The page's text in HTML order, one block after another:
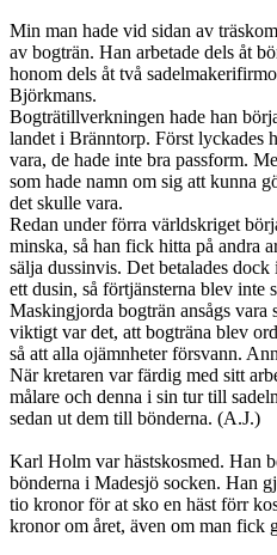
Min man hade vid sidan av
av bogträn. Han arbetade dels åt
honom dels åt två
Björkmans.
Bogträtillverkningen hade han
landet i Bränntorp. Först lyckades
vara, de hade inte bra passform.
som hade namn om sig att kunna
det skulle vara.
Redan under förra världskriget
minska, så han fick hitta på andra
sälja dussinvis. Det betalades
ett dusin, så förtjänsterna blev inte
Maskingjorda bogträn ansågs vara
viktigt var det, att bogträna blev
så att alla ojämnheter försvann.
När kretaren var färdig med sitt
målare och denna i sin tur till
sedan ut dem till bönderna. (A.J.)
Karl Holm var hästskosmed. Han
bönderna i Madesjö socken. Han
tio kronor för at sko en häst förr
kronor om året, även om man fick